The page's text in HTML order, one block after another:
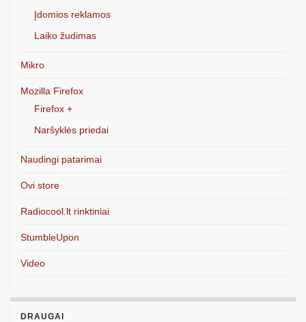
Įdomios reklamos
Laiko žudimas
Mikro
Mozilla Firefox
Firefox +
Naršyklės priedai
Naudingi patarimai
Ovi store
Radiocool.lt rinktiniai
StumbleUpon
Video
DRAUGAI